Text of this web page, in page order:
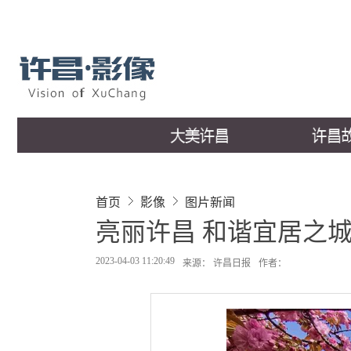
首页 影像 图片新闻
亮丽许昌 和谐宜居之
2023-04-03 11:20:49 来源： 许昌日报 作者：